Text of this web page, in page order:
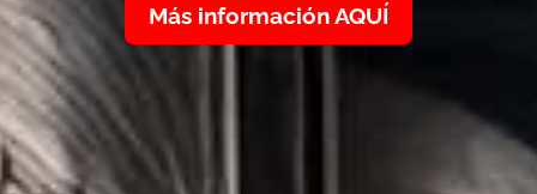
Más información AQUÍ